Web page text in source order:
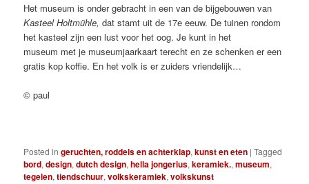
Het museum is onder gebracht in een van de bijgebouwen van
Kasteel Holtmühle, dat stamt uit de 17e eeuw. De tuinen rondom
het kasteel zijn een lust voor het oog. Je kunt in het
museum met je museumjaarkaart terecht en ze schenken er een
gratis kop koffie. En het volk is er zuiders vriendelijk…
© paul
Posted in geruchten, roddels en achterklap,kunst en eten |Tagged
bord,design,dutch design,hella jongerius,keramiek.,museum,
tegelen,tiendschuur,volkskeramiek,volkskunst